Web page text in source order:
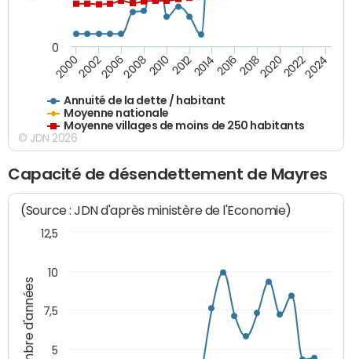
Annuité de la dette / habitant
Moyenne nationale
Moyenne villages de moins de 250 habitants
200020022006200820102012201420162018202020222024
0
© JDN 2026
Capacité de désendettement de Mayres
Nombre d'années
(Source : JDN d'après ministère de l'Economie)
5
7,5
10
12,5